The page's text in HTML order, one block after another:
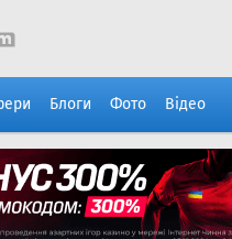
Блоги Фото Відео